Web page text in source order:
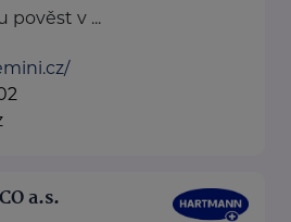
pověst v ...
a.s.